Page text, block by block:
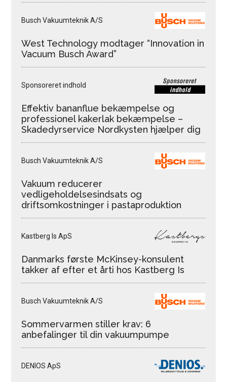
Busch Vakuumteknik A/S
West Technology modtager “Innovation in
Vacuum Busch Award”
Sponsoreret indhold
Effektiv bananflue bekæmpelse og
professionel kakerlak bekæmpelse –
Skadedyrservice Nordkysten hjælper dig
Busch Vakuumteknik A/S
Vakuum reducerer
vedligeholdelsesindsats og
driftsomkostninger i pastaproduktion
Kastberg Is ApS
Danmarks første McKinsey-konsulent
takker af efter et årti hos Kastberg Is
Busch Vakuumteknik A/S
Sommervarmen stiller krav: 6
anbefalinger til din vakuumpumpe
DENIOS ApS